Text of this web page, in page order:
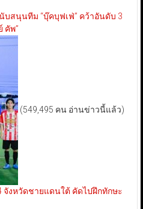
บสนุนทีม “บุ๊คบุฟเฟ่” คว้าอันดับ 3
คัพ”
(549,495 คน อ่านข่าวนี้แล้ว)
งหวัดชายแดนใต้ คัดไปฝึกทักษะ